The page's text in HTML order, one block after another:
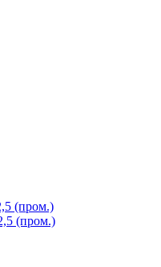
(пром.)
(пром.)